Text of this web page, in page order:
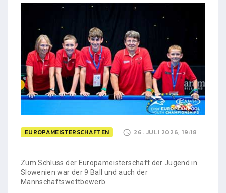
EUROPAMEISTERSCHAFTEN 26. JULI 2026, 19:18
Zum Schluss der Europameisterschaft der Jugend in
Slowenien war der 9 Ball und auch der
Mannschaftswettbewerb.